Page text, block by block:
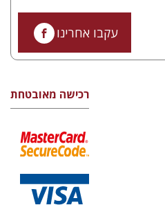
עקבו אחרינו
רכישה מאובטחת